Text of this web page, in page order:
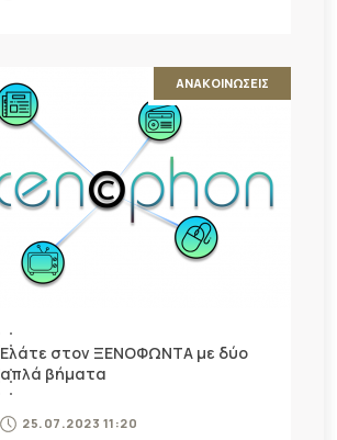
ΑΝΑΚΟΙΝΩΣΕΙΣ
Ελάτε στον ΞΕΝΟΦΩΝΤΑ με δύο
απλά βήματα
25.07.2023 11:20